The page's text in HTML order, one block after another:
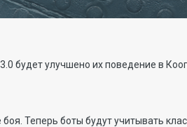
будет улучшено их поведение в
Теперь боты будут учитывать